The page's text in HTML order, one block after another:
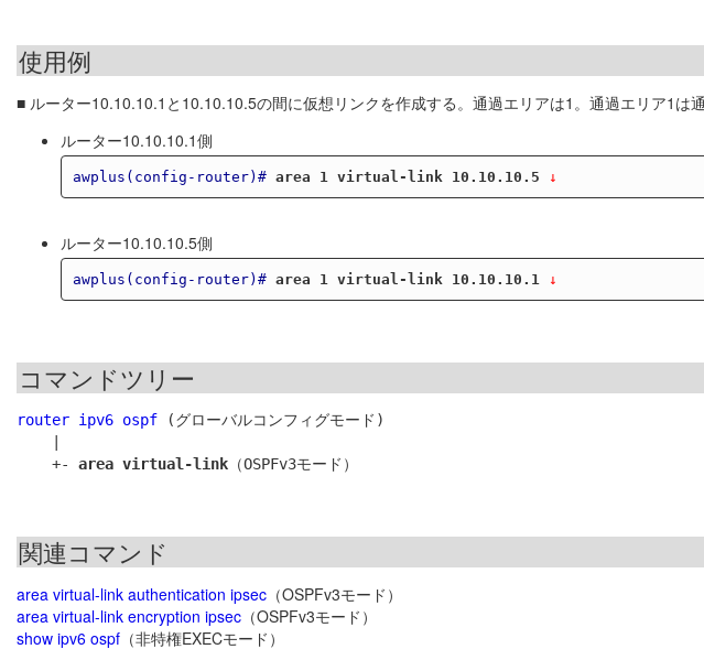
使用例
■ ルーター10.10.10.1と10.10.10.5の間に仮想リンクを作成する。通過エリアは1。通過エリア1は
ルーター10.10.10.1側
awplus(config-router)# area 1 virtual-link 10.10.10.5 ↓
ルーター10.10.10.5側
awplus(config-router)# area 1 virtual-link 10.10.10.1 ↓
コマンドツリー
router ipv6 ospf (グローバルコンフィグモード)
    +-
area virtual-link
関連コマンド
area virtual-link authentication ipsec （OSPFv3モード）
area virtual-link encryption ipsec （OSPFv3モード）
show ipv6 ospf （非特権EXECモード）